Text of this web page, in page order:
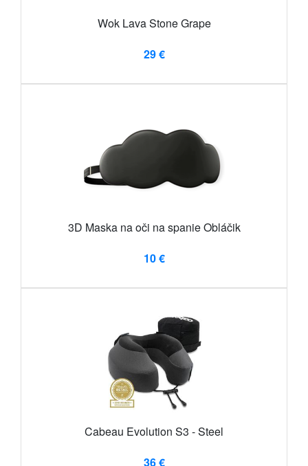
Wok Lava Stone Grape
29 €
3D Maska na oči na spanie Obláčik
10 €
Cabeau Evolution S3 - Steel
36 €